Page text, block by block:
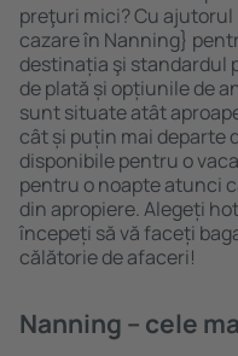
preţuri mici? Cu
cazare în Nanning}
destinația şi standardul
de plată și opțiunile de
sunt situate atât
cât și puțin mai departe
disponibile pentru o
pentru o noapte atunci
din apropiere. Alegeți
începeți să vă faceți
călătorie de afaceri!
Nanning – cele